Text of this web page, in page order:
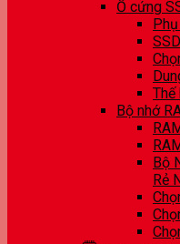
Ổ cứng
Thế
Bộ nhớ
Bộ
Rẻ